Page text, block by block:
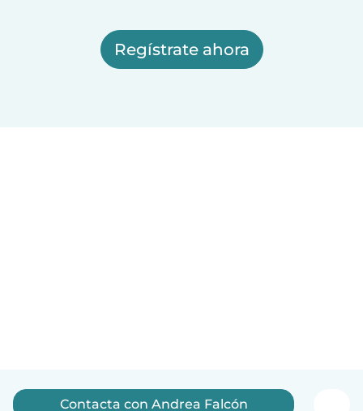
Regístrate ahora
Contacta con Andrea Falcón